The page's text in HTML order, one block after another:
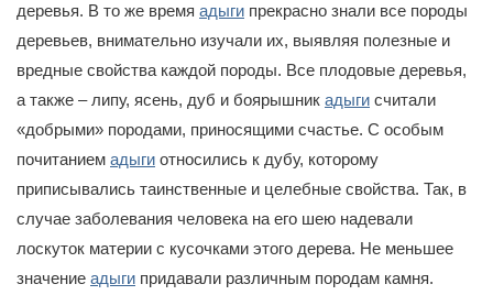
деревья. В то же время адыги прекрасно знали все породы
деревьев, внимательно изучали их, выявляя полезные и
вредные свойства каждой породы. Все плодовые деревья,
а также – липу, ясень, дуб и боярышник адыги считали
«добрыми» породами, приносящими счастье. С особым
почитанием адыги относились к дубу, которому
приписывались таинственные и целебные свойства. Так, в
случае заболевания человека на его шею надевали
лоскуток материи с кусочками этого дерева. Не меньшее
значение адыги придавали различным породам камня.